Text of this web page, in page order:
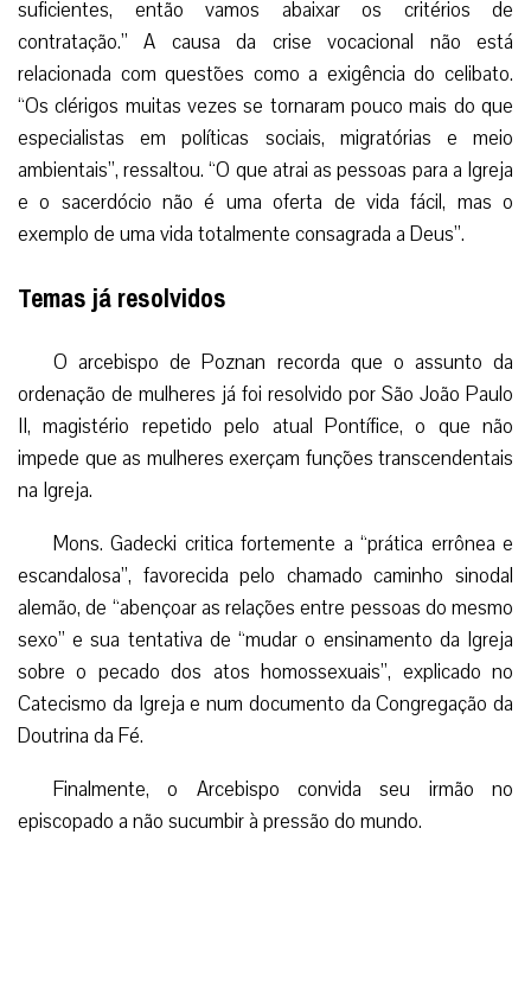
suficientes, então vamos abaixar os critérios de
contratação.” A causa da crise vocacional não está
relacionada com questões como a exigência do celibato.
“Os clérigos muitas vezes se tornaram pouco mais do que
especialistas em políticas sociais, migratórias e meio
ambientais”, ressaltou. “O que atrai as pessoas para a Igreja
e o sacerdócio não é uma oferta de vida fácil, mas o
exemplo de uma vida totalmente consagrada a Deus”.
Temas já resolvidos
O arcebispo de Poznan recorda que o assunto da
ordenação de mulheres já foi resolvido por São João Paulo
II, magistério repetido pelo atual Pontífice, o que não
impede que as mulheres exerçam funções transcendentais
na Igreja.
Mons. Gadecki critica fortemente a “prática errônea e
escandalosa”, favorecida pelo chamado caminho sinodal
alemão, de “abençoar as relações entre pessoas do mesmo
sexo” e sua tentativa de “mudar o ensinamento da Igreja
sobre o pecado dos atos homossexuais”, explicado no
Catecismo da Igreja e num documento da Congregação da
Doutrina da Fé.
Finalmente, o Arcebispo convida seu irmão no
episcopado a não sucumbir à pressão do mundo.